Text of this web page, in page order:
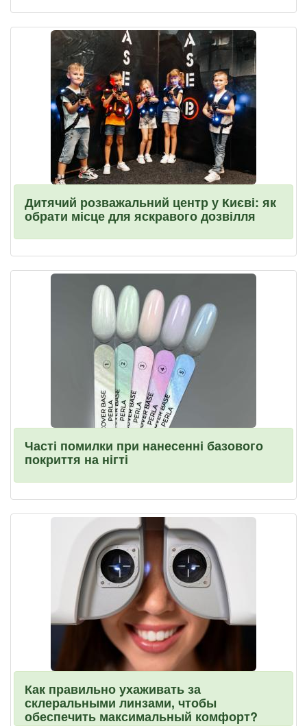
Дитячий розважальний центр у Києві: як
обрати місце для яскравого дозвілля
Часті помилки при нанесенні базового
покриття на нігті
Как правильно ухаживать за
склеральными линзами, чтобы
обеспечить максимальный комфорт?